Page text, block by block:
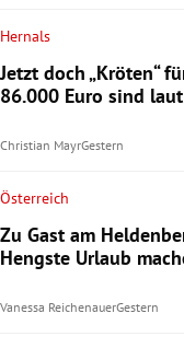
Hernals
Jetzt doch „Kröten“
86.000 Euro sind
Christian MayrGestern
Österreich
Zu Gast am
Hengste Urlaub
Vanessa ReichenauerGestern